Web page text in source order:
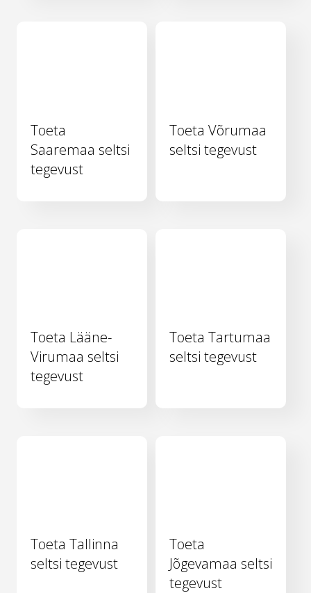
Toeta
Saaremaa seltsi
tegevust
Toeta Võrumaa
seltsi tegevust
Toeta Lääne-
Virumaa seltsi
tegevust
Toeta Tartumaa
seltsi tegevust
Toeta Tallinna
seltsi tegevust
Toeta
Jõgevamaa seltsi
tegevust